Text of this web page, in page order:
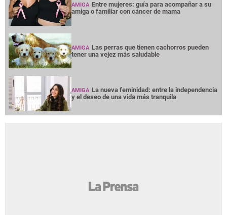
AMIGA Entre mujeres: guía para acompañar a su
amiga o familiar con cáncer de mama
AMIGA Las perras que tienen cachorros pueden
tener una vejez más saludable
AMIGA La nueva feminidad: entre la independencia
y el deseo de una vida más tranquila